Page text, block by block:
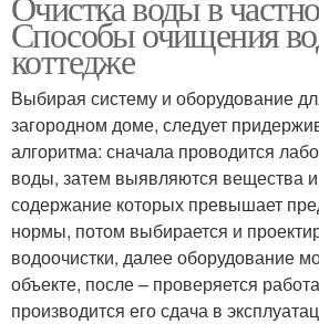
Способы очищения
коттедже
Выбирая систему и оборудование
загородном доме, следует
алгоритма: сначала проводится
воды, затем выявляются вещества
содержание которых превышает
нормы, потом выбирается и
водоочистки, далее оборудование
объекте, после – проверяется
производится его сдача в